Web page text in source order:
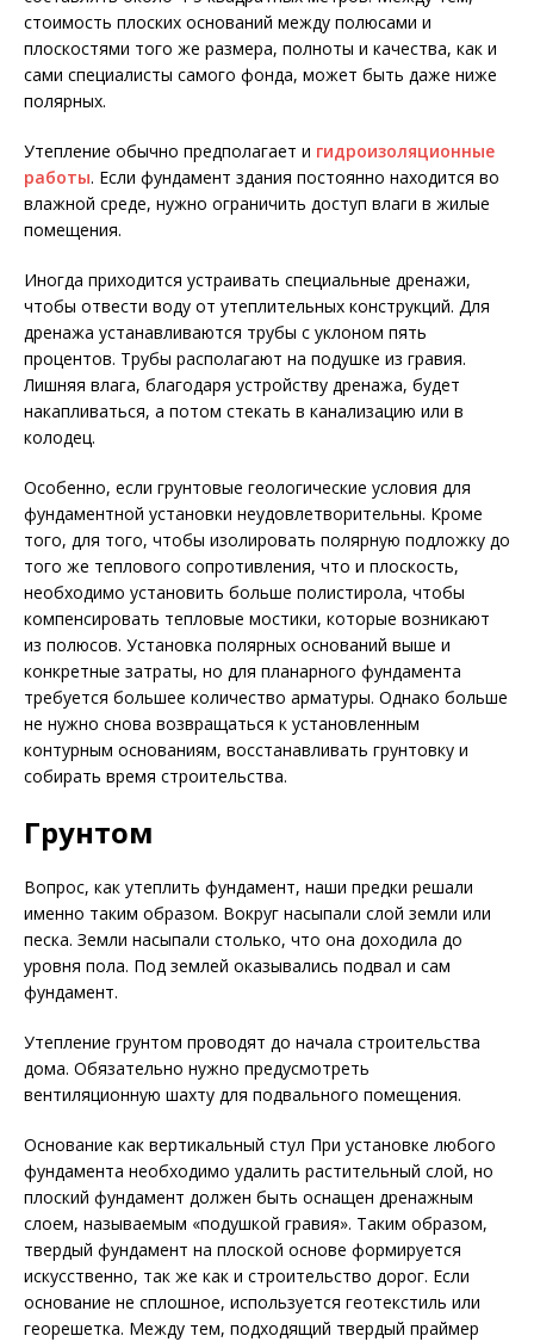
стоимость плоских оснований между полюсами и
плоскостями того же размера, полноты и качества, как и
сами специалисты самого фонда, может быть даже ниже
полярных.
Утепление обычно предполагает и гидроизоляционные
работы. Если фундамент здания постоянно находится во
влажной среде, нужно ограничить доступ влаги в жилые
помещения.
Иногда приходится устраивать специальные дренажи,
чтобы отвести воду от утеплительных конструкций. Для
дренажа устанавливаются трубы с уклоном пять
процентов. Трубы располагают на подушке из гравия.
Лишняя влага, благодаря устройству дренажа, будет
накапливаться, а потом стекать в канализацию или в
колодец.
Особенно, если грунтовые геологические условия для
фундаментной установки неудовлетворительны. Кроме
того, для того, чтобы изолировать полярную подложку до
того же теплового сопротивления, что и плоскость,
необходимо установить больше полистирола, чтобы
компенсировать тепловые мостики, которые возникают
из полюсов. Установка полярных оснований выше и
конкретные затраты, но для планарного фундамента
требуется большее количество арматуры. Однако больше
не нужно снова возвращаться к установленным
контурным основаниям, восстанавливать грунтовку и
собирать время строительства.
Грунтом
Вопрос, как утеплить фундамент, наши предки решали
именно таким образом. Вокруг насыпали слой земли или
песка. Земли насыпали столько, что она доходила до
уровня пола. Под землей оказывались подвал и сам
фундамент.
Утепление грунтом проводят до начала строительства
дома. Обязательно нужно предусмотреть
вентиляционную шахту для подвального помещения.
Основание как вертикальный стул При установке любого
фундамента необходимо удалить растительный слой, но
плоский фундамент должен быть оснащен дренажным
слоем, называемым «подушкой гравия». Таким образом,
твердый фундамент на плоской основе формируется
искусственно, так же как и строительство дорог. Если
основание не сплошное, используется геотекстиль или
георешетка. Между тем, подходящий твердый праймер